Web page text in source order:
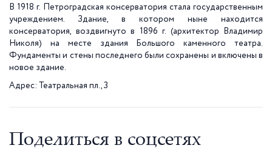
В 1918 г. Петроградская консерватория стала государственным
учреждением. Здание, в котором ныне находится
консерватория, воздвигнуто в 1896 г. (архитектор Владимир
Николя) на месте здания Большого каменного театра.
Фундаменты и стены последнего были сохранены и включены в
новое здание.
Адрес: Театральная пл., 3
Поделиться в соцсетях